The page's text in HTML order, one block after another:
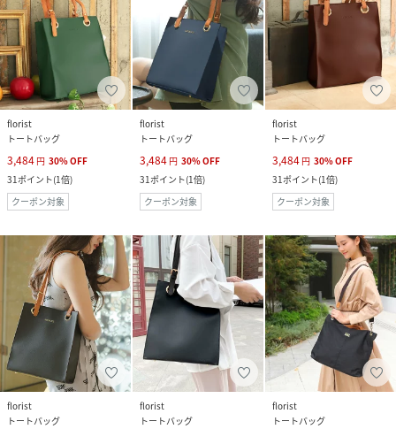
florist
トートバッグ
3,484 円 30%OFF
31ポイント(1倍)
クーポン対象
florist
トートバッグ
3,484 円 30%OFF
31ポイント(1倍)
クーポン対象
florist
トートバッグ
3,484 円 30%OFF
31ポイント(1倍)
クーポン対象
florist
トートバッグ
florist
トートバッグ
florist
トートバッグ